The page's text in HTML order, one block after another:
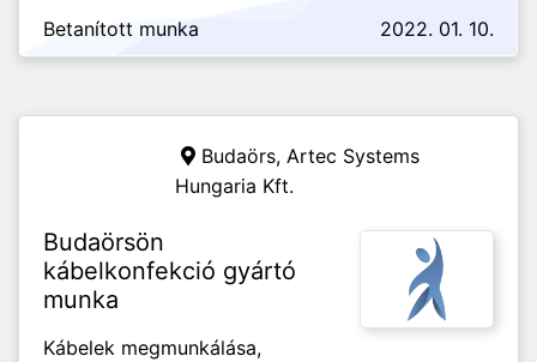
Betanított munka
2022. 01. 10.
Budaörs, Artec Systems
Hungaria Kft.
Budaörsön
kábelkonfekció gyártó
munka
Kábelek megmunkálása,